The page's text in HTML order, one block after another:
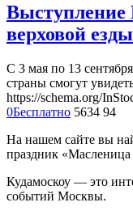
верховой
С 3 мая по 13
страны смогут
https://schema.org/
0Бесплатно 5634 94
На нашем сайте вы
праздник «Масленица
Кудамоскоу — это
событий Москвы.